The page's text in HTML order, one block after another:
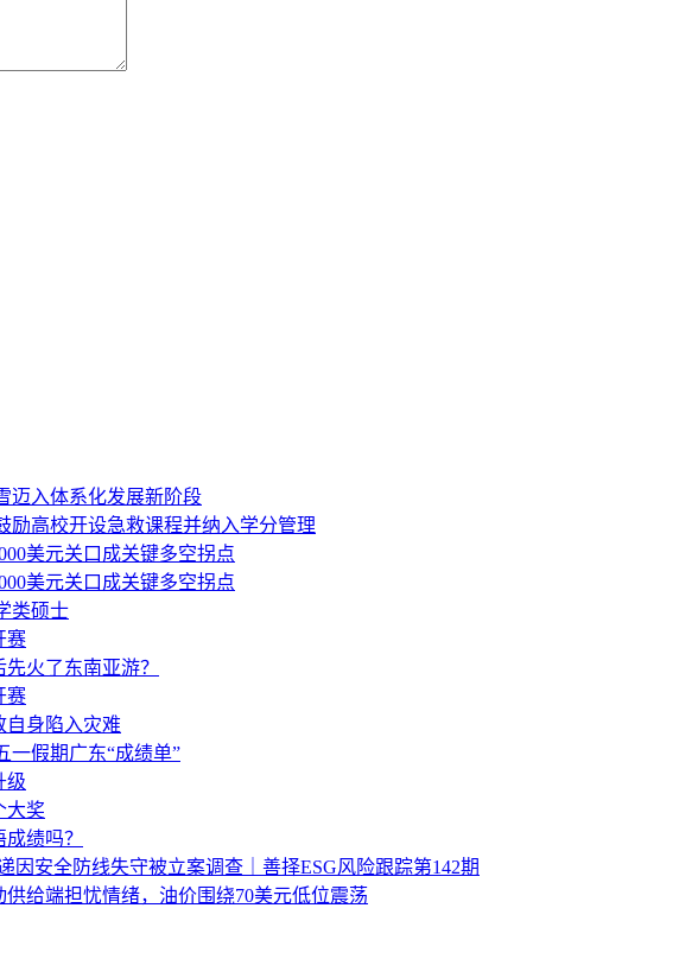
迈入体系化发展新阶段
励高校开设急救课程并纳入学分管理
美元关口成关键多空拐点
美元关口成关键多空拐点
类硕士
赛
火了东南亚游？
赛
自身陷入灾难
一假期广东“成绩单”
级
大奖
绩吗？
因安全防线失守被立案调查｜善择ESG风险跟踪第142期
给端担忧情绪，油价围绕70美元低位震荡